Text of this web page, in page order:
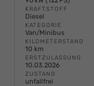
KRAFTSTOFF
Diesel
KATEGORIE
Van/Minibus
KILOMETERSTAND
10 km
ERSTZULASSUNG
10.03.2026
ZUSTAND
unfallfrei